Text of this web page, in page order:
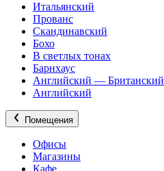
Итальянский
Прованс
Скандинавский
Бохо
В светлых тонах
Барнхаус
Английский — Британский
Английский
Помещения
Офисы
Магазины
Кафе